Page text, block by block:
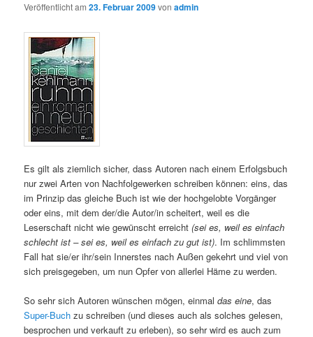
Veröffentlicht am23. Februar 2009vonadmin
Es gilt als ziemlich sicher, dass Autoren nach einem Erfolgsbuch
nur zwei Arten von Nachfolgewerken schreiben können: eins, das
im Prinzip das gleiche Buch ist wie der hochgelobte Vorgänger
oder eins, mit dem der/die Autor/in scheitert, weil es die
Leserschaft nicht wie gewünscht erreicht (sei es, weil es einfach
schlecht ist – sei es, weil es einfach zu gut ist). Im schlimmsten
Fall hat sie/er ihr/sein Innerstes nach Außen gekehrt und viel von
sich preisgegeben, um nun Opfer von allerlei Häme zu werden.
So sehr sich Autoren wünschen mögen, einmaldas eine, das
Super-Buch zu schreiben (und dieses auch als solches gelesen,
besprochen und verkauft zu erleben), so sehr wird es auch zum